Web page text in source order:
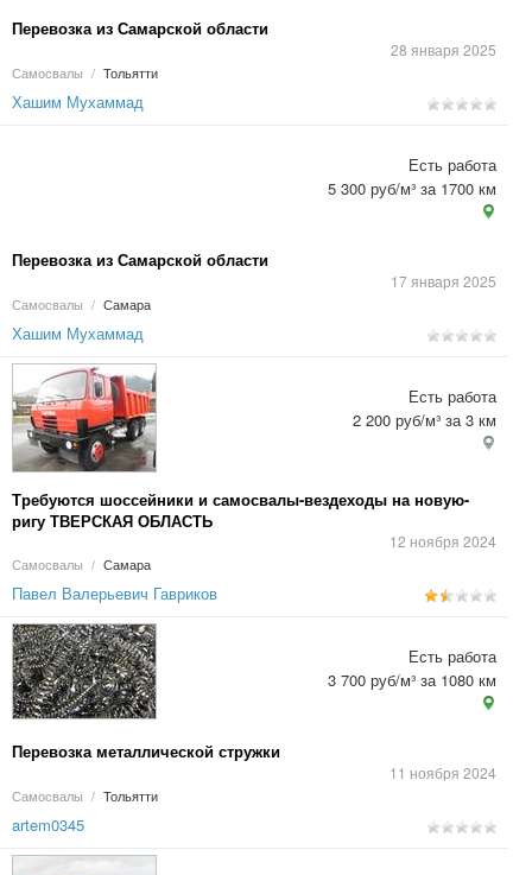
Перевозка из Самарской области
28 января 2025
Самосвалы / Тольятти
Хашим Мухаммад
Перевозка из Самарской области
17 января 2025
Самосвалы / Самара
Есть работа
5 300 руб/м³ за 1700 км
Хашим Мухаммад
Требуются шоссейники и самосвалы-вездеходы на новую-
ригу ТВЕРСКАЯ ОБЛАСТЬ
12 ноября 2024
Самосвалы / Самара
Есть работа
2 200 руб/м³ за 3 км
Павел Валерьевич Гавриков
Перевозка металлической стружки
11 ноября 2024
Самосвалы / Тольятти
Есть работа
3 700 руб/м³ за 1080 км
artem0345